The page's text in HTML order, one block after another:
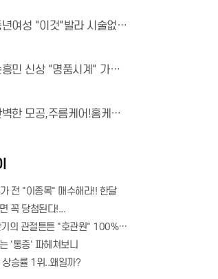
년여성 "이것"발라 시술없는
흥민 신상 "명품시계" 가격
벽한 모공,주름케어!홈케어
전 "이종목" 매수해라!! 한달
꼭 당첨된다!...
[화제] 천하장사 이만기의 관절튼튼 "호관원" 100%당첨 혜택 난리나!!
'통증' 파헤쳐보니
승률 1위..왜일까?